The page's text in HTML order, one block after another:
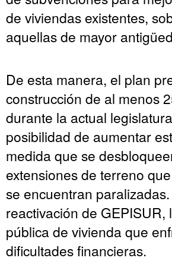
de viviendas existentes,
aquellas de mayor
De esta manera, el plan
construcción de al menos
durante la actual
posibilidad de aumentar
medida que se
extensiones de terreno
se encuentran
reactivación de GEPISUR,
pública de vivienda que
dificultades financieras.